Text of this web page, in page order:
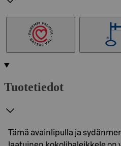
Tuotetiedot
Tämä avainlipulla ja